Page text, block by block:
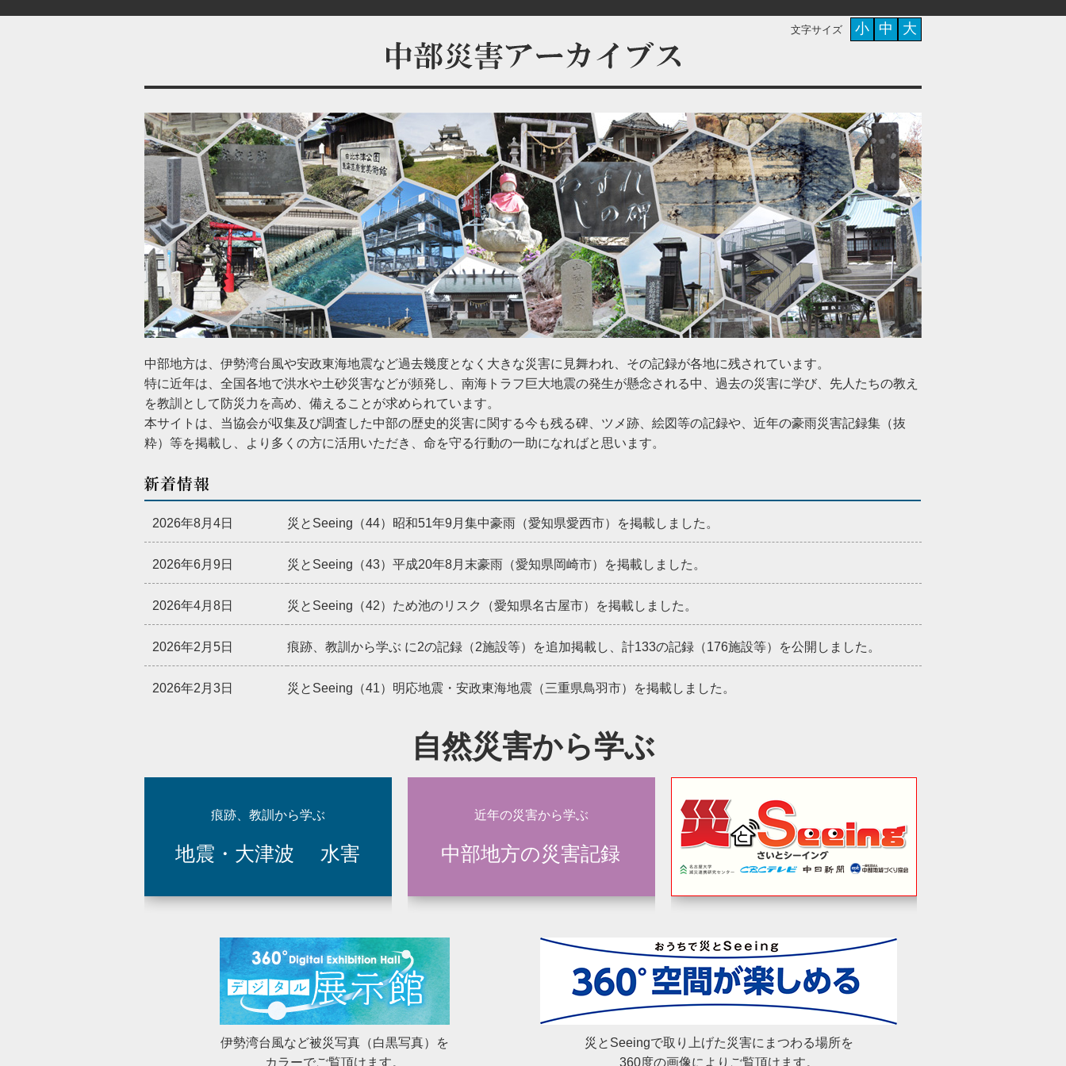
大
中
小
文字サイズ
中部地方は、伊勢湾台風や安政東海地震など過去幾度となく大きな災害に見舞われ、その記録が各地に残されています。
特に近年は、全国各地で洪水や土砂災害などが頻発し、南海トラフ巨大地震の発生が懸念される中、過去の災害に学び、先人たちの教え
を教訓として防災力を高め、備えることが求められています。
本サイトは、当協会が収集及び調査した中部の歴史的災害に関する今も残る碑、ツメ跡、絵図等の記録や、近年の豪雨災害記録集（抜
粋）等を掲載し、より多くの方に活用いただき、命を守る行動の一助になればと思います。
2026年8月4日 災とSeeing（44）昭和51年9月集中豪雨（愛知県愛西市）を掲載しました。
2026年6月9日 災とSeeing（43）平成20年8月末豪雨（愛知県岡崎市）を掲載しました。
2026年4月8日 災とSeeing（42）ため池のリスク（愛知県名古屋市）を掲載しました。
2026年2月5日 痕跡、教訓から学ぶ に2の記録（2施設等）を追加掲載し、計133の記録（176施設等）を公開しました。
2026年2月3日 災とSeeing（41）明応地震・安政東海地震（三重県鳥羽市）を掲載しました。
痕跡、教訓から学ぶ に12の記録（12施設等）を追加掲載し、計131の記録（174施設等）を公開しました。
2025年9月16日 災とSeeing（39）東海豪雨から25年（愛知県清須市）を掲載しました。
2025年6月3日 災とSeeing（38）平成22年7.15梅雨前線豪雨から15年（岐阜県可児市）を掲載しました。
2025年4月9日
災とSeeing（37）浜名湖口周辺の「今切口（いまぎれぐち）」と命山（静岡県湖西市・浜松市）を掲載しまし
た。
痕跡、教訓から学ぶ に14の記録（21施設等）を追加掲載し、計119の記録（162施設等）を公開しました。
2025年2月5日 災とSeeing（36）三河地震から80年（愛知県蒲郡市）を掲載しました。
自然災害から学ぶ
痕跡、教訓から学ぶ
地震・大津波 水害
近年の災害から学ぶ
中部地方の災害記録
伊勢湾台風など被災写真（白黒写真）を
カラーでご覧頂けます。
災とSeeingで取り上げた災害にまつわる場所を
360度の画像によりご覧頂けます。